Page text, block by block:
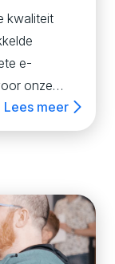
kwaliteit
e-
onze
eigen
Lees meer